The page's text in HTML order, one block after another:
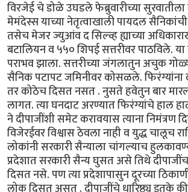
विरजेई चे डोळे उघडले फेब्रुवारीच्या
मेमंदेस्स याच्या नेतृत्वाखाली पायदल
तसेच मेजर ज्युआंव द सिल्व्ह ह्याच्या
बटालियन व ५५० शिपई सत्तरीवर पाठविले.
पराभव झाला. सत्तरीच्या जंगलातुन अचुक
सैनिक पटापट जमिनीवर कोसळले. फिरंग्यांना
तर कोठेच दिसत नसत . नुसते हवेतुन बार
लागत. त्या घनदाट अरण्यात फिरंग्यांचे हाल
ने दीपाजींशी समेट करावयास त्याना निमंत्रण
विजेरईवर विश्वास ठेवला नाही व युद्ध चालूच
लोकांनी सरकारी सैन्याला चांगल्याच
प्रदेशात सरकारी सैन्य घुसत असे तिथे
दिसत नसे. पण त्या प्रदेशापासुन दूरच्या